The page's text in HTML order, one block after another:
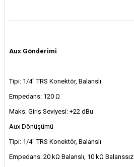
Aux Gönderimi
Tipi: 1/4" TRS Konektör, Balanslı
Empedans: 120 Ω
Maks. Giriş Seviyesi: +22 dBu
Aux Dönüşümü
Tipi: 1/4" TRS Konektör, Balanslı
Empedans: 20 kΩ Balanslı, 10 kΩ Balanssız